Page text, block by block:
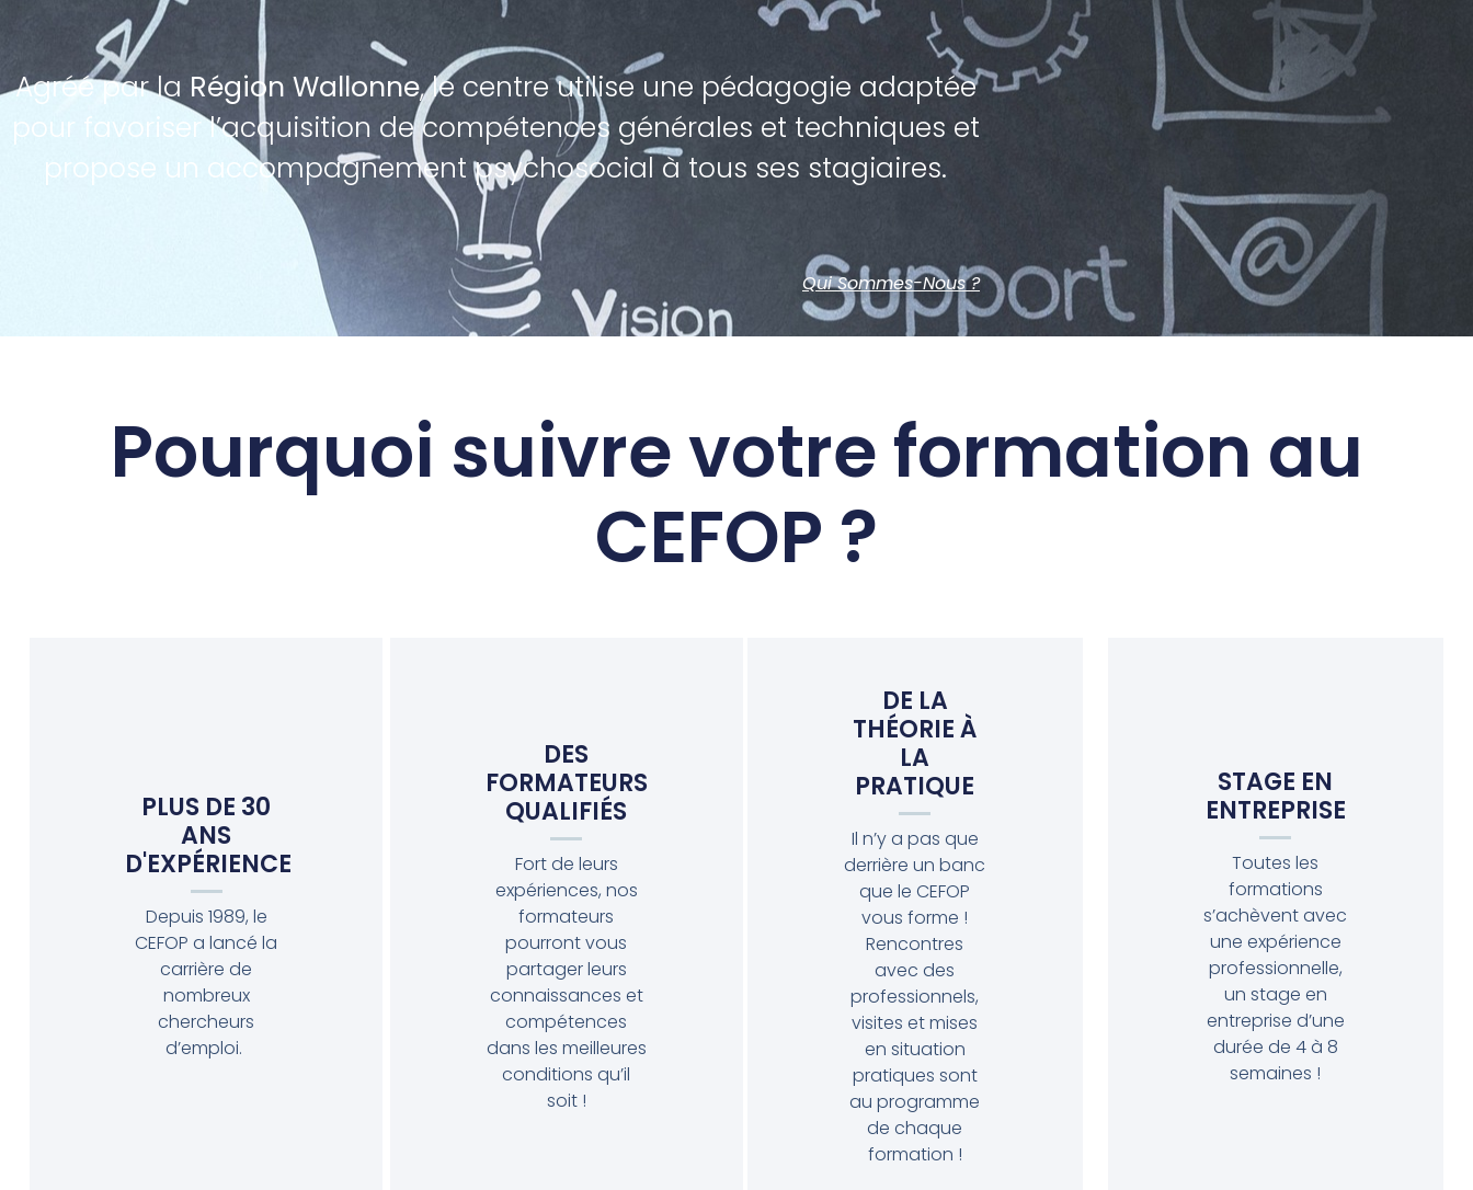
Agréé par la Région Wallonne, le centre utilise une pédagogie adaptée
pour favoriser l’acquisition de compétences générales et techniques et
propose un accompagnement psychosocial à tous ses stagiaires.
Qui Sommes-Nous ?
Pourquoi suivre votre formation au
CEFOP ?
PLUS DE 30
ANS
D'EXPÉRIENCE
Depuis 1989, le
CEFOP a lancé la
carrière de
nombreux
chercheurs
d’emploi.
DES
FORMATEURS
QUALIFIÉS
Fort de leurs
expériences, nos
formateurs
pourront vous
partager leurs
connaissances et
compétences
dans les meilleures
conditions qu’il
soit !
DE LA
THÉORIE À
LA
PRATIQUE
Il n’y a pas que
derrière un banc
que le CEFOP
vous forme !
Rencontres
avec des
professionnels,
visites et mises
en situation
pratiques sont
au programme
de chaque
formation !
STAGE EN
ENTREPRISE
Toutes les
formations
s’achèvent avec
une expérience
professionnelle,
un stage en
entreprise d’une
durée de 4 à 8
semaines !